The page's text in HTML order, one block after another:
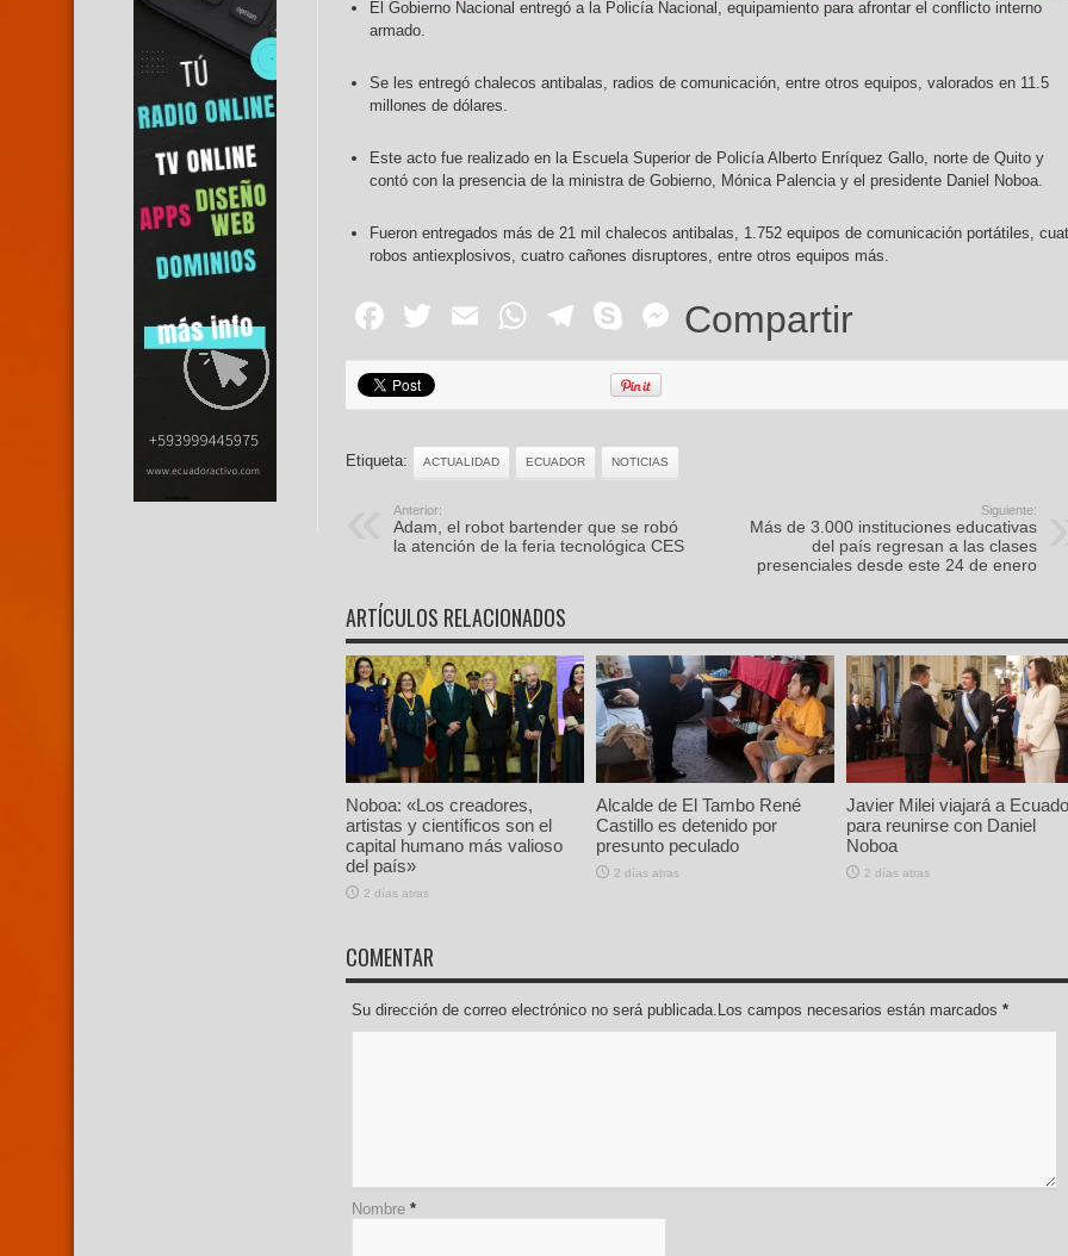
El Gobierno Nacional entregó a la Policía Nacional, equipamiento para afrontar el conflicto interno
armado.
Se les entregó chalecos antibalas, radios de comunicación, entre otros equipos, valorados en 11.5
millones de dólares.
Este acto fue realizado en la Escuela Superior de Policía Alberto Enríquez Gallo, norte de Quito y
contó con la presencia de la ministra de Gobierno, Mónica Palencia y el presidente Daniel Noboa.
Fueron entregados más de 21 mil chalecos antibalas, 1.752 equipos de comunicación portátiles,
robos antiexplosivos, cuatro cañones disruptores, entre otros equipos más.
Facebook
Twitter
EmailWhatsApp
Telegram
SkypeMessenger
Compartir
Etiqueta: ACTUALIDAD ECUADOR NOTICIAS
Anterior:
Adam, el robot bartender que se robó
la atención de la feria tecnológica CES
Siguiente:
Más de 3.000 instituciones educativas
del país regresan a las clases
presenciales desde este 24 de enero
ARTÍCULOS RELACIONADOS
Noboa: «Los creadores,
artistas y científicos son el
capital humano más valioso
del país»
2 días atras
Alcalde de El Tambo René
Castillo es detenido por
presunto peculado
2 días atras
Javier Milei viajará a
para reunirse con Daniel
Noboa
2 días atras
COMENTAR
Su dirección de correo electrónico no será publicada.Los campos necesarios están marcados *
Nombre *